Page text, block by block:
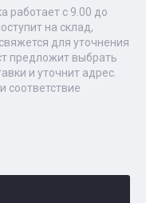
работает с 9.00 до
на склад,
для уточнения
предложит выбрать
и уточнит адрес.
соответствие